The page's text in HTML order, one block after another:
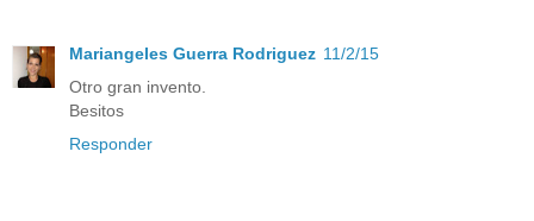
Mariangeles Guerra Rodriguez 11/2/15
Otro gran invento.
Besitos
Responder